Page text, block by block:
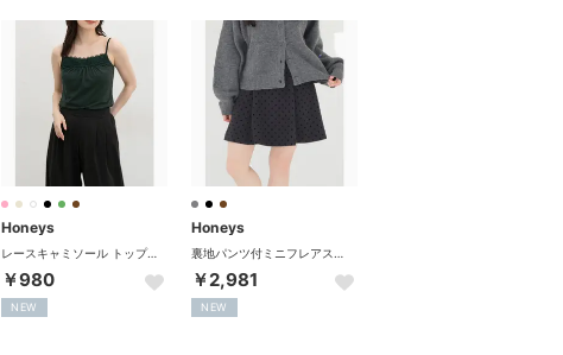
Honeys
レースキャミソール トップス キャミソール UVカット 吸水速乾 レース レーヨン混 アジャスター 無地 フェミニン オールシーズン レディース （ダークグリーン）
￥980
NEW
Honeys
￥2,981
NEW